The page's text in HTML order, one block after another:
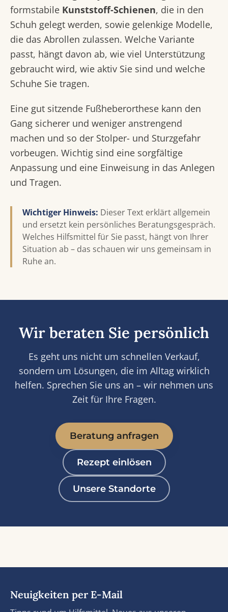
formstabile Kunststoff-Schienen, die in den
Schuh gelegt werden, sowie gelenkige Modelle,
die das Abrollen zulassen. Welche Variante
passt, hängt davon ab, wie viel Unterstützung
gebraucht wird, wie aktiv Sie sind und welche
Schuhe Sie tragen.
Eine gut sitzende Fußheberorthese kann den
Gang sicherer und weniger anstrengend
machen und so der Stolper- und Sturzgefahr
vorbeugen. Wichtig sind eine sorgfältige
Anpassung und eine Einweisung in das Anlegen
und Tragen.
Wichtiger Hinweis: Dieser Text erklärt allgemein
und ersetzt kein persönliches Beratungsgespräch.
Welches Hilfsmittel für Sie passt, hängt von Ihrer
Situation ab – das schauen wir uns gemeinsam in
Ruhe an.
Wir beraten Sie persönlich
Es geht uns nicht um schnellen Verkauf,
sondern um Lösungen, die im Alltag wirklich
helfen. Sprechen Sie uns an – wir nehmen uns
Zeit für Ihre Fragen.
Beratung anfragen
Rezept einlösen
Unsere Standorte
Neuigkeiten per E-Mail